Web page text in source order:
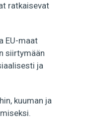
ratkaisevat
EU-maat
siirtymään
ja
kuuman ja